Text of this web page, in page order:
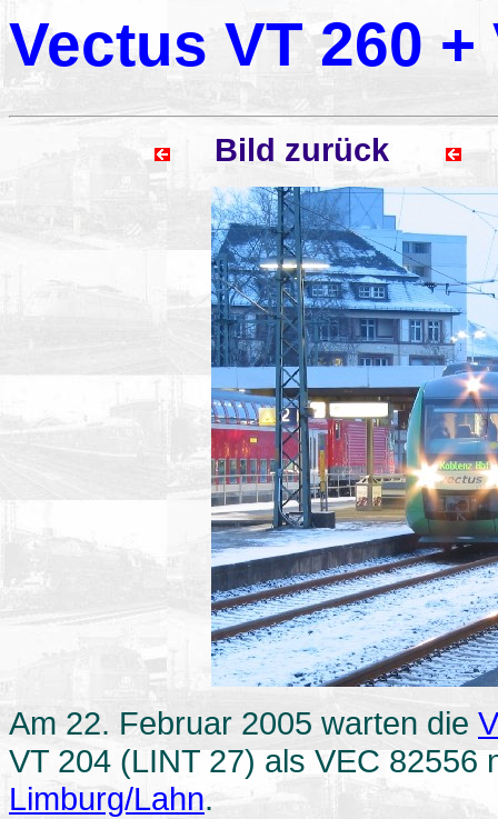
Vectus VT 260 +
Bild zurück
Am 22. Februar 2005 warten die
VT 204 (LINT 27) als VEC 82556
Limburg/Lahn.